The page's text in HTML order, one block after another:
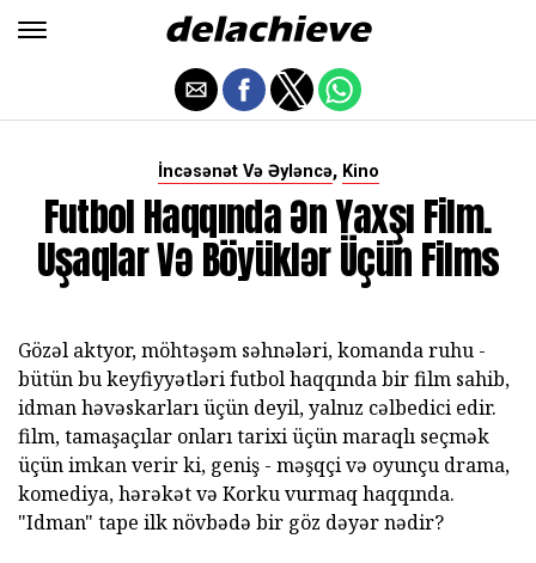
İncəsənət Və Əyləncə, Kino
Futbol Haqqında Ən Yaxşı Film.
Uşaqlar Və Böyüklər Üçün Films
Gözəl aktyor, möhtəşəm səhnələri, komanda ruhu -
bütün bu keyfiyyətləri futbol haqqında bir film sahib,
idman həvəskarları üçün deyil, yalnız cəlbedici edir.
film, tamaşaçılar onları tarixi üçün maraqlı seçmək
üçün imkan verir ki, geniş - məşqçi və oyunçu drama,
komediya, hərəkət və Korku vurmaq haqqında.
"Idman" tape ilk növbədə bir göz dəyər nədir?